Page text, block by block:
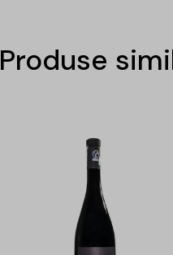
Produse